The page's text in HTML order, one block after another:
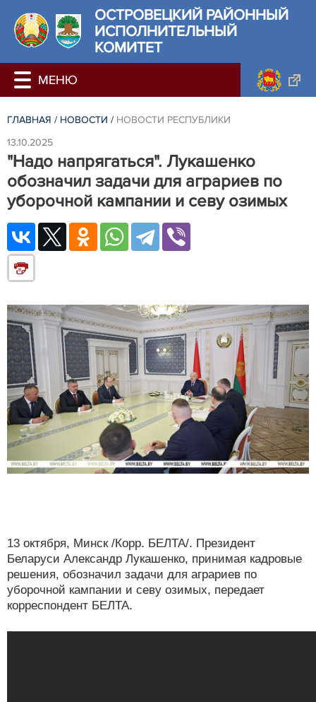
ОСТРОВЕЦКИЙ РАЙОННЫЙ
ИСПОЛНИТЕЛЬНЫЙ
КОМИТЕТ
ГЛАВНАЯ / НОВОСТИ / НОВОСТИ РЕСПУБЛИКИ
13.10.2025
"Надо напрягаться". Лукашенко
обозначил задачи для аграриев по
уборочной кампании и севу озимых
13 октября, Минск /Корр. БЕЛТА/. Президент
Беларуси Александр Лукашенко, принимая кадровые
решения, обозначил задачи для аграриев по
уборочной кампании и севу озимых, передает
корреспондент БЕЛТА.